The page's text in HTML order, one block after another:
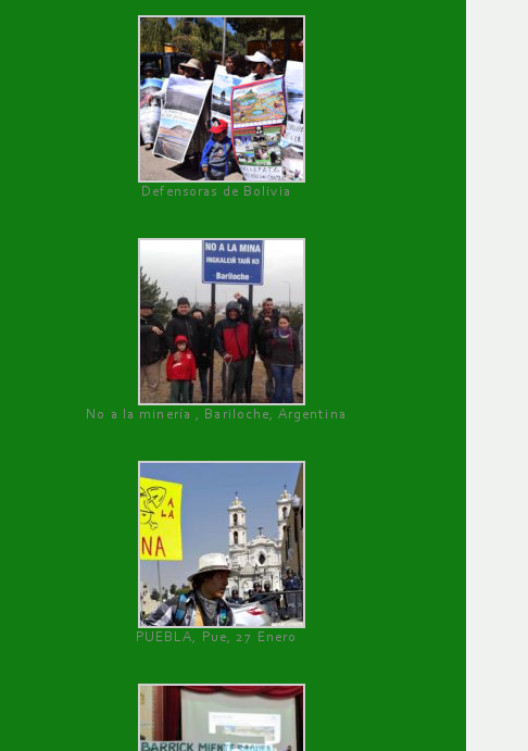
Defensoras de Bolivia
No a la minería , Bariloche, Argentina
PUEBLA, Pue, 27 Enero